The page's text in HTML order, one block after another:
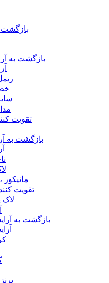
بازگشت
بازگشت به
تقویت
بازگشت به
مانیکور
تقویت
لاک
بازگشت به